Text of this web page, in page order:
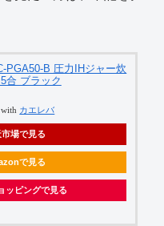
PGA50-B 圧力IHジャー炊
合 ブラック
with カエレバ
場で見る
で見る
ッピングで見る